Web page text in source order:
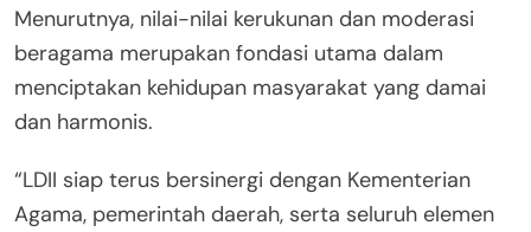
Menurutnya, nilai-nilai kerukunan dan moderasi
beragama merupakan fondasi utama dalam
menciptakan kehidupan masyarakat yang damai
dan harmonis.
“LDII siap terus bersinergi dengan Kementerian
Agama, pemerintah daerah, serta seluruh elemen